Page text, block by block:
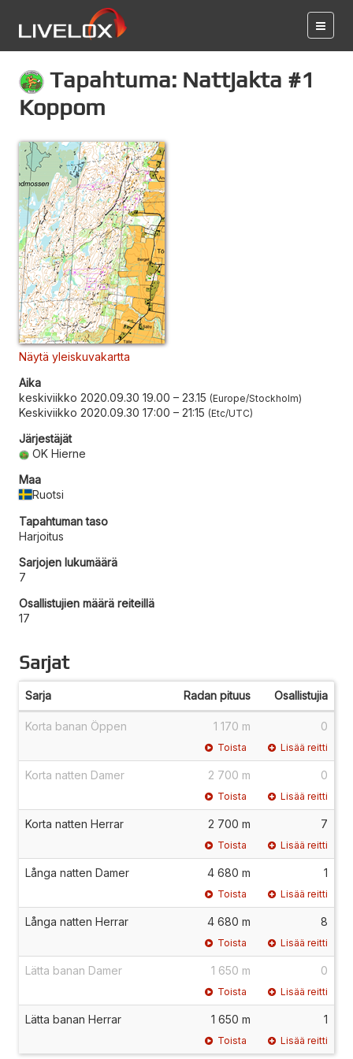
Tapahtuma: Nattjakta #1
Koppom
Näytä yleiskuvakartta
Aika
keskiviikko 2020.09.30 19.00 – 23.15 Europe/Stockholm
Keskiviikko 2020.09.30 17:00 – 21:15 Etc/UTC
Järjestäjät
OK Hierne
Maa
Ruotsi
Tapahtuman taso
Harjoitus
Sarjojen lukumäärä
7
Osallistujien määrä reiteillä
17
Sarjat
Sarja Radan pituus Osallistujia
Korta banan Öppen 1 170 m 0
Toista Lisää reitti
Korta natten Damer 2 700 m 0
Toista Lisää reitti
Korta natten Herrar 2 700 m 7
Toista Lisää reitti
Långa natten Damer 4 680 m 1
Toista Lisää reitti
Långa natten Herrar 4 680 m 8
Toista Lisää reitti
Lätta banan Damer 1 650 m 0
Toista Lisää reitti
Lätta banan Herrar 1 650 m 1
Toista Lisää reitti